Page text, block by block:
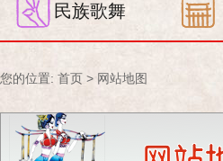
民族歌舞
您的位置: 首页 > 网站地图